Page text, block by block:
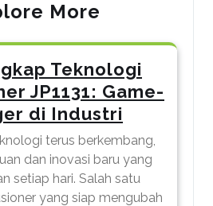
More
Teknologi
JP1131: Game-
di Industri
terus berkembang,
dan inovasi baru yang
setiap hari. Salah satu
yang siap mengubah